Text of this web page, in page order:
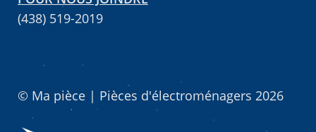
(438) 519-2019
© Ma pièce | Pièces d'électroménagers 2026